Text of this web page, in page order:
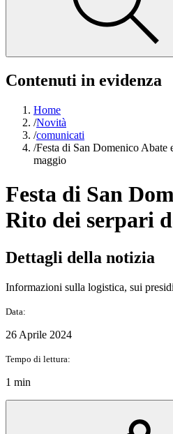
Contenuti in evidenza
Home
/Novità
/comunicati
/Festa di San Domenico Abate
maggio
Festa di San
Rito dei serpari
Dettagli della notizia
Informazioni sulla logistica, sui
Data:
26 Aprile 2024
Tempo di lettura:
1 min